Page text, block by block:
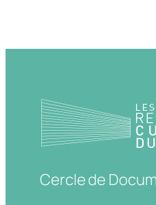
Cercle de